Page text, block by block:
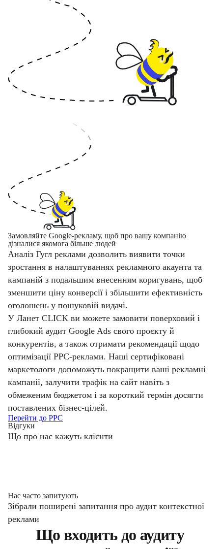
Замовляйте Google-рекламу, щоб про вашу компанію
дізналися якомога більше людей
Аналіз Гугл реклами дозволить виявити точки
зростання в налаштуваннях рекламного акаунта та
кампаній з подальшим внесенням коригувань, щоб
зменшити ціну конверсії і збільшити ефективність
оголошень у пошуковій видачі.
У Ланет CLICK ви можете замовити поверховий і
глибокий аудит Google Ads свого проєкту й
конкурентів, а також отримати рекомендації щодо
оптимізації PPC-реклами. Наші сертифіковані
маркетологи допоможуть покращити ваші рекламні
кампанії, залучити трафік на сайт навіть з
обмеженим бюджетом і за короткий термін досягти
поставлених бізнес-цілей.
Перейти до PPC
Відгуки
Що про нас кажуть клієнти
Нас часто запитують
Зібрали поширені запитання про аудит контекстної
реклами
Що входить до аудиту